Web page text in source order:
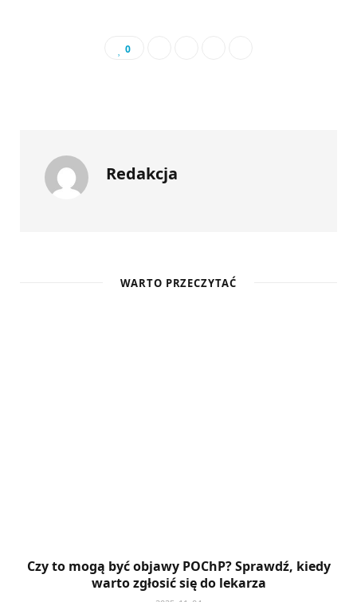
0
Redakcja
WARTO PRZECZYTAĆ
Czy to mogą być objawy POChP? Sprawdź, kiedy
warto zgłosić się do lekarza